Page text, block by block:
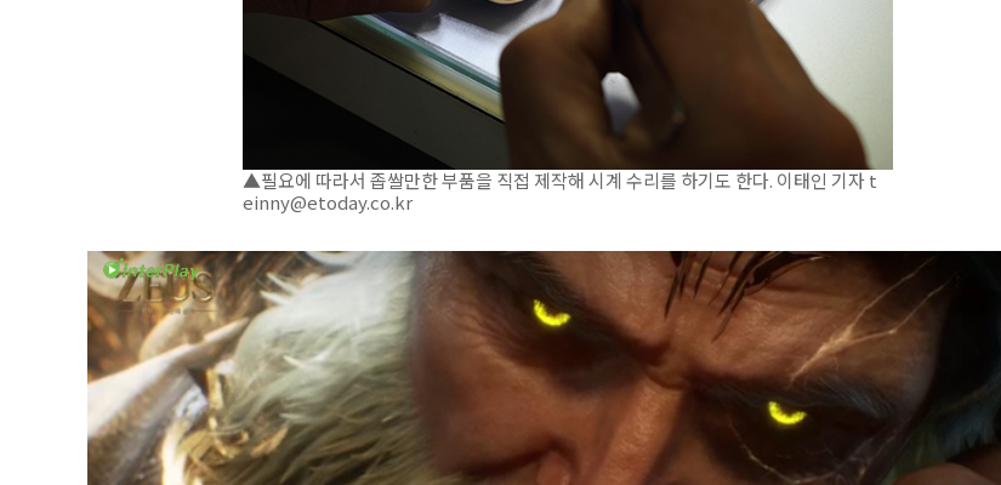
▲필요에 따라서 좁쌀만한 부품을 직접 제작해 시계 수리를 하기도 한다. 이태인 기자 t
einny@etoday.co.kr